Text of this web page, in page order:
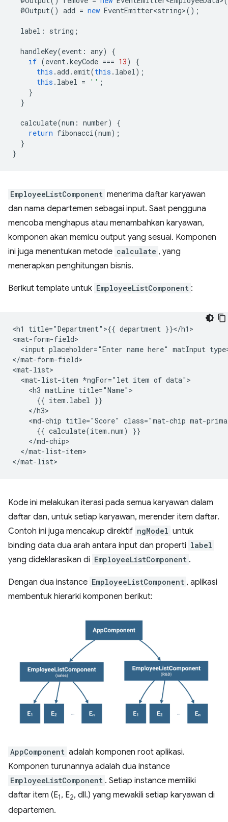
@Output() add = new EventEmitter<string>();
label : string ;
handleKey(event : any)
{
if (event.keyCode === 13)
{
this .add . emit(this . label);
this . label = '' ;
}
}
calculate(num : number)
{
return fibonacci(num);
}
}
EmployeeListComponent menerima daftar karyawan
dan nama departemen sebagai input. Saat pengguna
mencoba menghapus atau menambahkan karyawan,
komponen akan memicu output yang sesuai. Komponen
ini juga menentukan metode calculate , yang
menerapkan penghitungan bisnis.
Berikut template untuk EmployeeListComponent :
<h1 title="Department">{{ department }}</h1>
<mat-form-field>
<input placeholder="Enter name here" matInput
</mat-form-field>
<mat-list>
  <mat-list-item *ngFor="let item of data">
    <h3 matLine title="Name">
      {{ item.label }}
    </h3>
<md-chip title="Score" class="mat-chip mat-
      {{ calculate(item.num) }}
    </md-chip>
  </mat-list-item>
Kode ini melakukan iterasi pada semua karyawan dalam
daftar dan, untuk setiap karyawan, merender item daftar.
Contoh ini juga mencakup direktif ngModel untuk
binding data dua arah antara input dan properti label
yang dideklarasikan di EmployeeListComponent .
Dengan dua instance EmployeeListComponent , aplikasi
membentuk hierarki komponen berikut:
AppComponent adalah komponen root aplikasi.
Komponen turunannya adalah dua instance
EmployeeListComponent . Setiap instance memiliki
daftar item (E1, E2, dll.) yang mewakili setiap karyawan di
departemen.